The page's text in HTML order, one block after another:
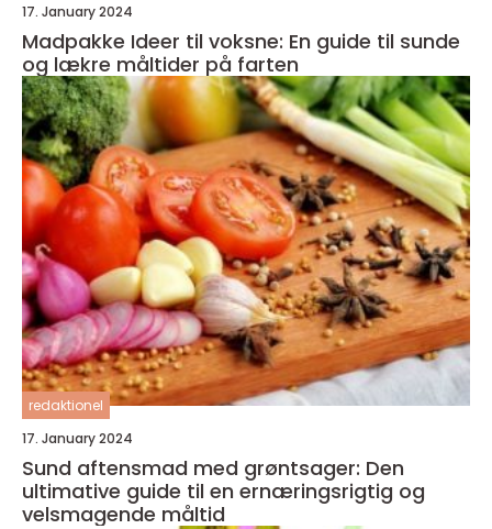
17. January 2024
Madpakke Ideer til voksne: En guide til sunde
og lækre måltider på farten
redaktionel
17. January 2024
Sund aftensmad med grøntsager: Den
ultimative guide til en ernæringsrigtig og
velsmagende måltid